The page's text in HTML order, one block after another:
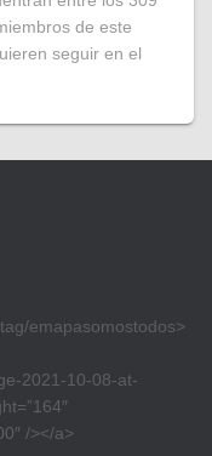
de este
seguir en el
emapasomostodos>
2021-10-08-at-
/></a>